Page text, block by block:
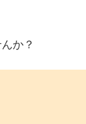
か？